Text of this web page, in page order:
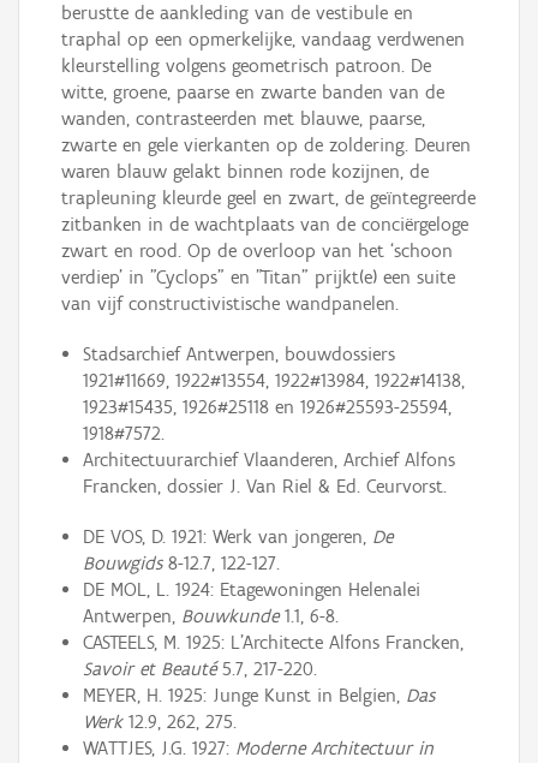
berustte de aankleding van de vestibule en
traphal op een opmerkelijke, vandaag verdwenen
kleurstelling volgens geometrisch patroon. De
witte, groene, paarse en zwarte banden van de
wanden, contrasteerden met blauwe, paarse,
zwarte en gele vierkanten op de zoldering. Deuren
waren blauw gelakt binnen rode kozijnen, de
trapleuning kleurde geel en zwart, de geïntegreerde
zitbanken in de wachtplaats van de conciërgeloge
zwart en rood. Op de overloop van het ‘schoon
verdiep’ in "Cyclops" en "Titan" prijkt(e) een suite
van vijf constructivistische wandpanelen.
Stadsarchief Antwerpen, bouwdossiers
1921#11669, 1922#13554, 1922#13984, 1922#14138,
1923#15435, 1926#25118 en 1926#25593-25594,
1918#7572.
Architectuurarchief Vlaanderen, Archief Alfons
Francken, dossier J. Van Riel & Ed. Ceurvorst.
DE VOS, D. 1921: Werk van jongeren, De
Bouwgids8-12.7, 122-127.
DE MOL, L. 1924: Etagewoningen Helenalei
Antwerpen, Bouwkunde1.1, 6-8.
CASTEELS, M. 1925: L’Architecte Alfons Francken,
Savoir et Beauté5.7, 217-220.
MEYER, H. 1925: Junge Kunst in Belgien, Das
Werk12.9, 262, 275.
WATTJES, J.G. 1927: Moderne Architectuur in